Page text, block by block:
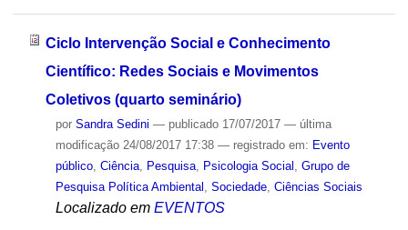
Ciclo Intervenção Social e Conhecimento
Científico: Redes Sociais e Movimentos
Coletivos (quarto seminário)
por Sandra Sedini — publicado17/07/2017 — última
modificação24/08/2017 17:38 — registrado em: Evento
público, Ciência, Pesquisa, Psicologia Social
Grupo de
Pesquisa Política Ambiental
Sociedade, Ciências Sociais
Localizado em EVENTOS